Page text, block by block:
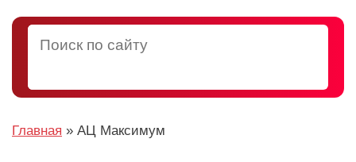
Главная » АЦ Максимум